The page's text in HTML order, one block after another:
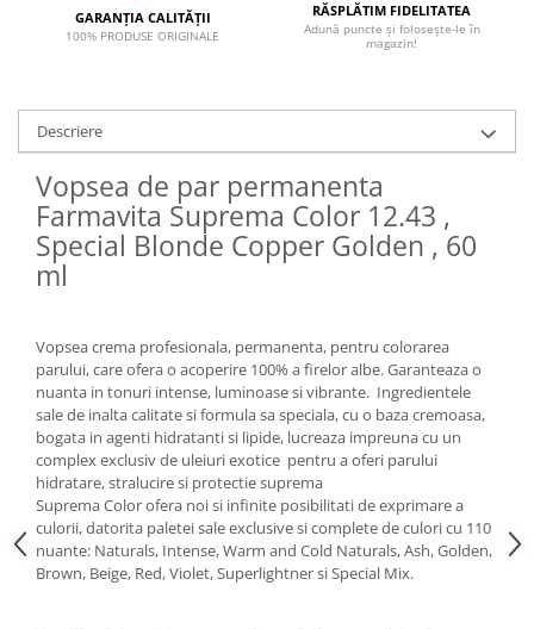
GARANȚIA CALITĂȚII
100% PRODUSE ORIGINALE
RĂSPLĂTIM FIDELITATEA
Adună puncte și folosește-le în
magazin!
Descriere
Vopsea de par permanenta
Farmavita Suprema Color 12.43 ,
Special Blonde Copper Golden , 60
ml
Vopsea crema profesionala, permanenta, pentru colorarea
parului, care ofera o acoperire 100% a firelor albe. Garanteaza o
nuanta in tonuri intense, luminoase si vibrante. Ingredientele
sale de inalta calitate si formula sa speciala, cu o baza cremoasa,
bogata in agenti hidratanti si lipide, lucreaza impreuna cu un
complex exclusiv de uleiuri exotice pentru a oferi parului
hidratare, stralucire si protectie suprema
Suprema Color ofera noi si infinite posibilitati de exprimare a
culorii, datorita paletei sale exclusive si complete de culori cu 110
nuante: Naturals, Intense, Warm and Cold Naturals, Ash, Golden,
Brown, Beige, Red, Violet, Superlightner si Special Mix.